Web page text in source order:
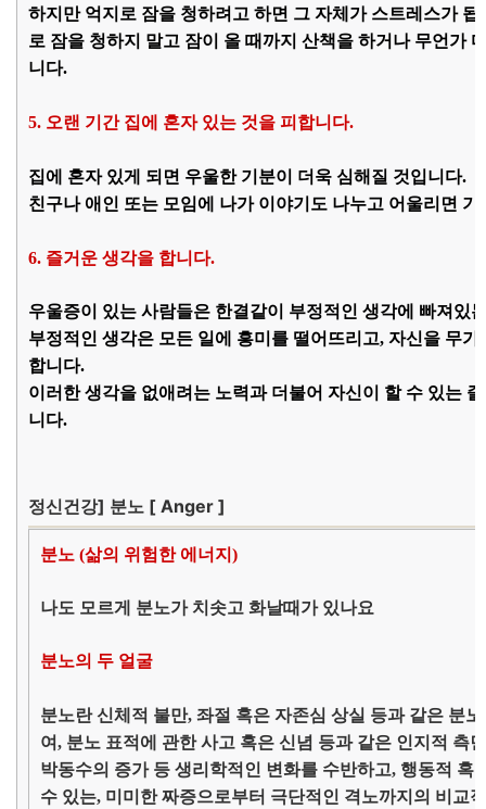
하지만 억지로 잠을 청하려고 하면 그 자체가 스트레스가
로 잠을 청하지 말고 잠이 올 때까지 산책을 하거나 무언가
니다.
5. 오랜 기간 집에 혼자 있는 것을 피합니다.
집에 혼자 있게 되면 우울한 기분이 더욱 심해질 것입니다.
친구나 애인 또는 모임에 나가 이야기도 나누고 어울리면
6. 즐거운 생각을 합니다.
우울증이 있는 사람들은 한결같이 부정적인 생각에 빠져있
부정적인 생각은 모든 일에 흥미를 떨어뜨리고, 자신을 무
합니다.
이러한 생각을 없애려는 노력과 더불어 자신이 할 수 있는
니다.
정신건강] 분노 [ Anger ]
분노 (삶의 위험한 에너지)
나도 모르게 분노가 치솟고 화날때가 있나요
분노의 두 얼굴
분노란 신체적 불만, 좌절 혹은 자존심 상실 등과 같은 분
여, 분노 표적에 관한 사고 혹은 신념 등과 같은 인지적 측
박동수의 증가 등 생리학적인 변화를 수반하고, 행동적 혹
수 있는, 미미한 짜증으로부터 극단적인 격노까지의 비교